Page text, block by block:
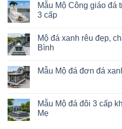
Mẫu Mộ Công giáo đá
3 cấp
Mộ đá xanh rêu đẹp,
Bình
Mẫu Mộ đá đơn đá
Mẫu Mộ đá đôi 3 cấp
Mẹ